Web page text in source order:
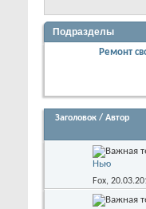
Подразделы
Ремонт
Заголовок / Автор
Нью
Fox‎,